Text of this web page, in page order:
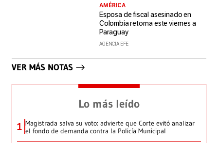
AMÉRICA
Esposa de fiscal asesinado en
Colombia retorna este viernes a
Paraguay
AGENCIA EFE
VER MÁS NOTAS
Lo más leído
1 Magistrada salva su voto: advierte que Corte evitó analizar
el fondo de demanda contra la Policía Municipal